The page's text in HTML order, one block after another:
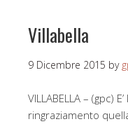
Villabella
9 Dicembre 2015 by
VILLABELLA – (gpc)
ringraziamento